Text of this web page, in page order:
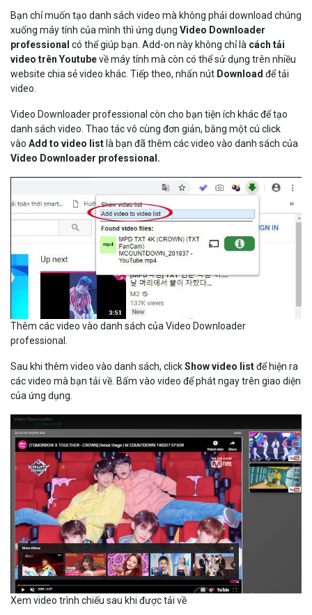
Bạn chỉ muốn tạo danh sách video mà không phải download chúng
xuống máy tính của mình thì ứng dụng Video Downloader
professional có thể giúp bạn. Add-on này không chỉ là cách tải
video trên Youtubevề máy tính mà còn có thể sử dụng trên nhiều
website chia sẻ video khác. Tiếp theo, nhấn nút Download để tải
video.
Video Downloader professional còn cho bạn tiện ích khác để tạo
danh sách video. Thao tác vô cùng đơn giản, bằng một cú click
vào Add to video list là bạn đã thêm các video vào danh sách của
Video Downloader professional.
Thêm các video vào danh sách của Video Downloader
professional.
Sau khi thêm video vào danh sách, clickShow video listđể hiện ra
các video mà bạn tải về. Bấm vào video để phát ngay trên giao diện
của ứng dụng.
Xem video trình chiếu sau khi được tải về